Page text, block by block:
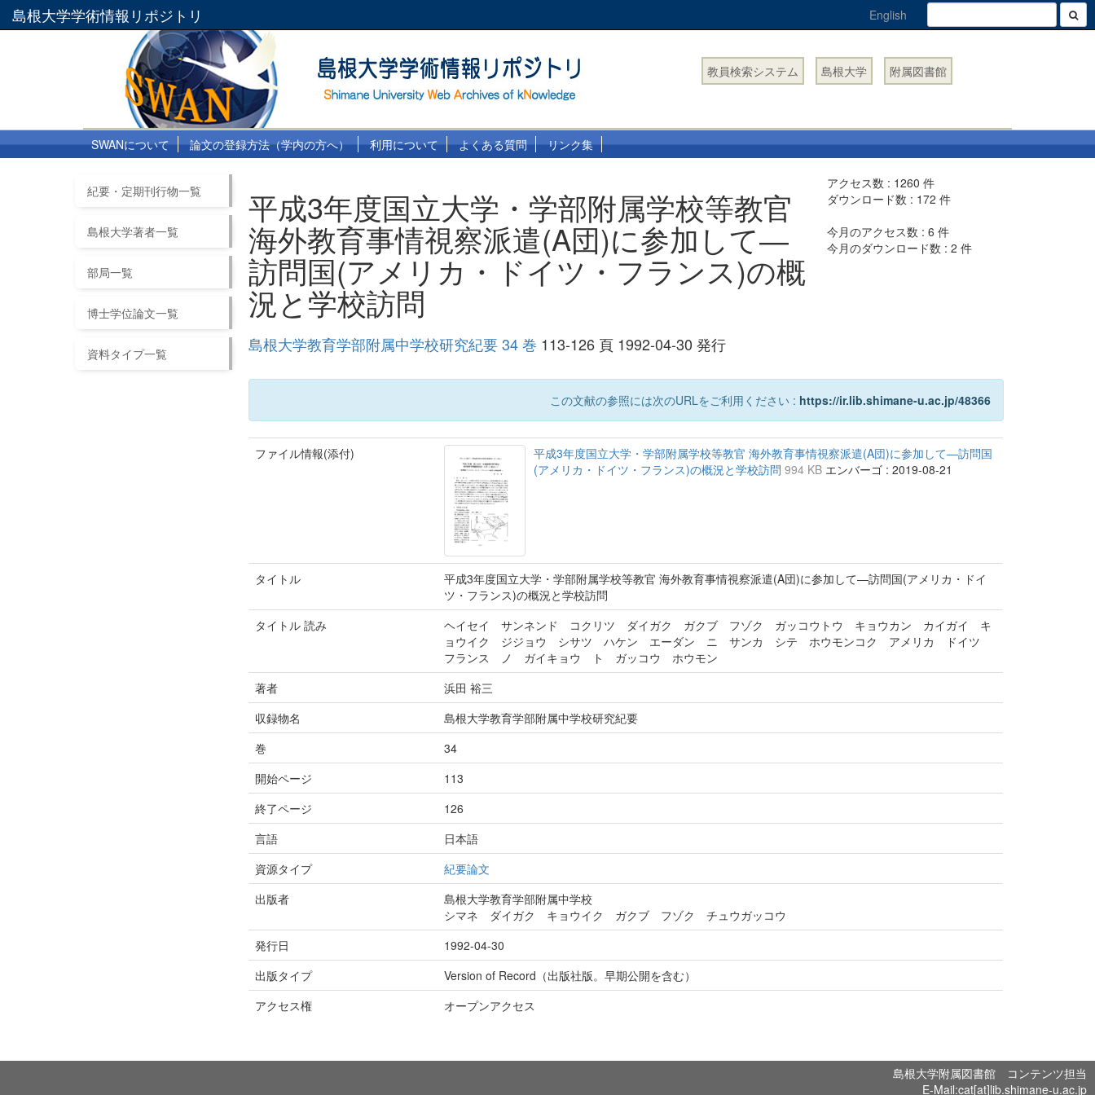
島根大学学術情報リポジトリ English
教員検索システム 島根大学 附属図書館
SWANについて 論文の登録方法（学内の方へ） 利用について よくある質問 リンク集
紀要・定期刊行物一覧
島根大学著者一覧
部局一覧
博士学位論文一覧
資料タイプ一覧
平成3年度国立大学・学部附属学校等教官
海外教育事情視察派遣(A団)に参加して―
訪問国(アメリカ・ドイツ・フランス)の概
況と学校訪問
島根大学教育学部附属中学校研究紀要 34 巻 113-126 頁 1992-04-30 発行
アクセス数 : 1260 件
ダウンロード数 : 172 件
今月のアクセス数 :6 件
今月のダウンロード数 :2 件
この文献の参照には次のURLをご利用ください : https://ir.lib.shimane-u.ac.jp/48366
ファイル情報(添付)
平成3年度国立大学・学部附属学校等教官 海外教育事情視察派遣(A団)に参加して―訪問国
(アメリカ・ドイツ・フランス)の概況と学校訪問994 KB エンバーゴ : 2019-08-21
タイトル
平成3年度国立大学・学部附属学校等教官 海外教育事情視察派遣(A団)に参加して―訪問国(アメリカ・ドイ
ツ・フランス)の概況と学校訪問
タイトル 読み
ヘイセイ サンネンド コクリツ ダイガク ガクブ フゾク ガッコウトウ キョウカン カイガイ キ
ョウイク ジジョウ シサツ ハケン エーダン ニ サンカ シテ ホウモンコク アメリカ ドイツ
フランス ノ ガイキョウ ト ガッコウ ホウモン
著者
浜田 裕三
収録物名
島根大学教育学部附属中学校研究紀要
巻
34
開始ページ
113
終了ページ
126
言語
日本語
資源タイプ
紀要論文
出版者
島根大学教育学部附属中学校
シマネ ダイガク キョウイク ガクブ フゾク チュウガッコウ
発行日
1992-04-30
出版タイプ
Version of Record（出版社版。早期公開を含む）
アクセス権
オープンアクセス
島根大学附属図書館 コンテンツ担当
E-Mail:cat[at]lib.shimane-u.ac.jp